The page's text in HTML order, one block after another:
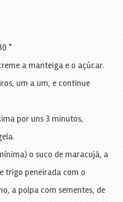
°
a manteiga e o açúcar.
um a um, e continue
por uns 3 minutos,
o suco de maracujá, a
trigo peneirada com o
a polpa com sementes, de